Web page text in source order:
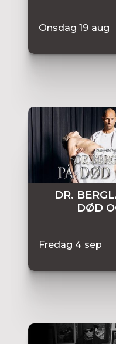
Onsdag 19 aug
DR.
DØD
Fredag 4 sep